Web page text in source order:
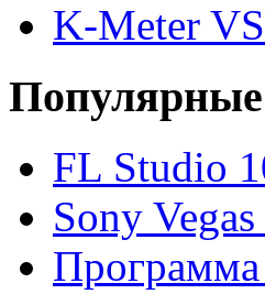
K-Meter
FL Studio
Sony
Программа